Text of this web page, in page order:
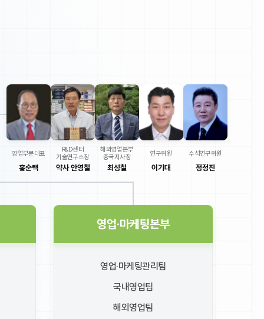
영업부문대표
홍순택
R&D센터
기술연구소장
약사 안영철
해외영업본부
중국지사장
최성철
연구위원
이기대
수석연구위원
정정진
영업·마케팅본부
영업·마케팅관리팀
국내영업팀
해외영업팀